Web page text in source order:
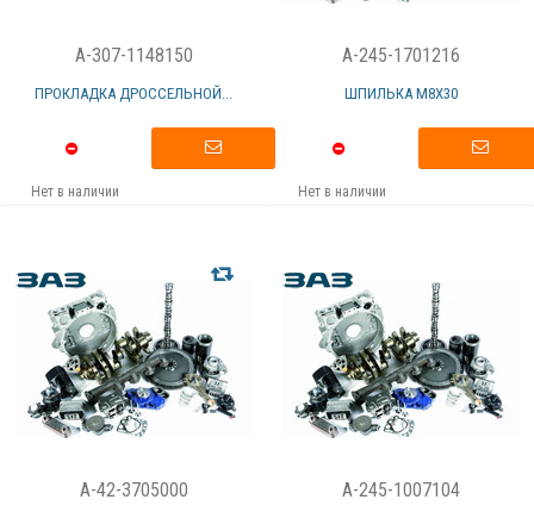
A-307-1148150
ПРОКЛАДКА ДРОССЕЛЬНОЙ...
Нет в наличии
A-245-1701216
ШПИЛЬКА М8Х30
Нет в наличии
A-42-3705000 A-245-1007104